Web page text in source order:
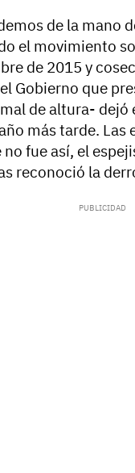
de la mano
el movimiento
de 2015 y
Gobierno que
de altura-
más tarde.
fue así, el
reconoció la